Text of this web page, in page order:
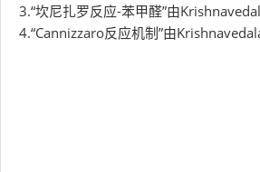
3.“坎尼扎罗反应-苯甲醛”由
4.“Cannizzaro反应机制”由